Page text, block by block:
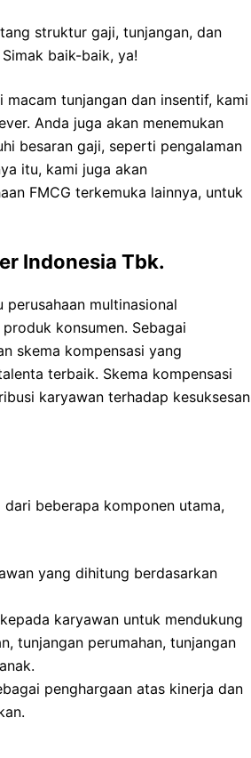
struktur gaji, tunjangan, dan
baik-baik, ya!
tunjangan dan insentif, kami
Anda juga akan menemukan
besaran gaji, seperti pengalaman
itu, kami juga akan
FMCG terkemuka lainnya, untuk
Indonesia Tbk.
perusahaan multinasional
konsumen. Sebagai
skema kompensasi yang
terbaik. Skema kompensasi
karyawan terhadap kesuksesan
beberapa komponen utama,
yang dihitung berdasarkan
karyawan untuk mendukung
tunjangan perumahan, tunjangan
penghargaan atas kinerja dan